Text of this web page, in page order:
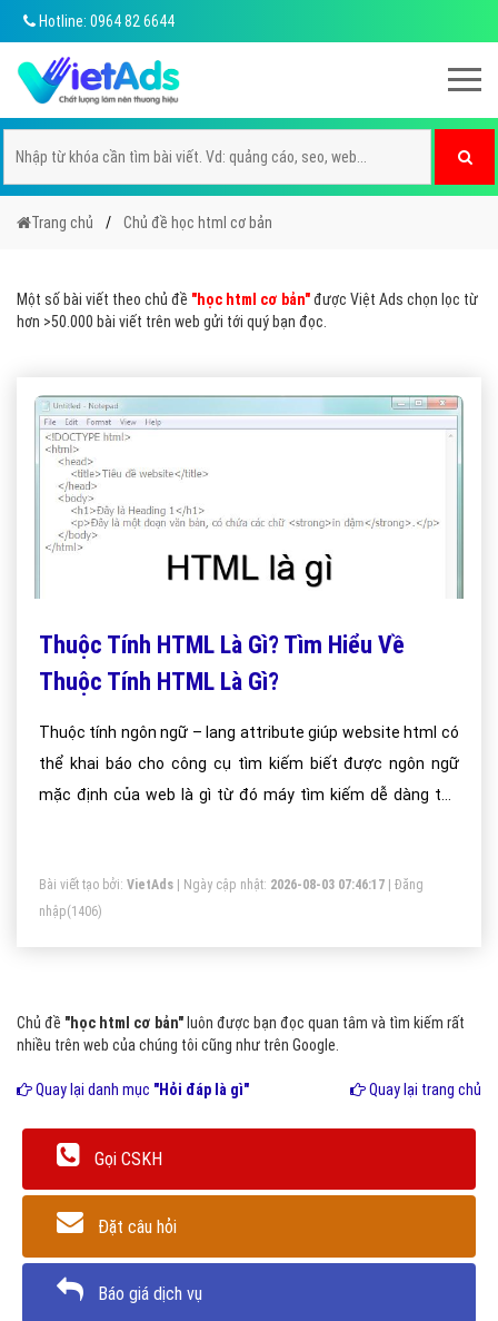
Hotline: 0964 82 6644
Trang chủ Chủ đề học html cơ bản
Một số bài viết theo chủ đề "học html cơ bản"được Việt Ads chọn lọc từ
hơn >50.000 bài viết trên web gửi tới quý bạn đọc.
Thuộc Tính HTML Là Gì? Tìm Hiểu Về
Thuộc Tính HTML Là Gì?
Thuộc tính ngôn ngữ – lang attribute giúp website html có
thể khai báo cho công cụ tìm kiếm biết được ngôn ngữ
mặc định của web là gì từ đó máy tìm kiếm dễ dàng thu
Bài viết tạo bởi: VietAds | Ngày cập nhật: 2026-08-03 07:46:17
Đăng
nhập(1406)
Chủ đề "học html cơ bản" luôn được bạn đọc quan tâm và tìm kiếm rất
nhiều trên web của chúng tôi cũng như trên Google.
Quay lại danh mục "Hỏi đáp là gì" Quay lại trang chủ
Gọi CSKH
Đặt câu hỏi
Báo giá dịch vụ